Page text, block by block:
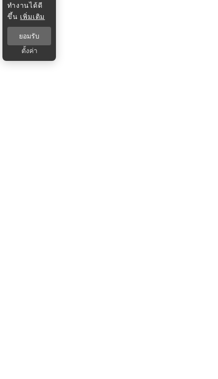
ทำงานได้ดี
ขึ้น เพิ่มเติม
ยอมรับ
ตั้งค่า